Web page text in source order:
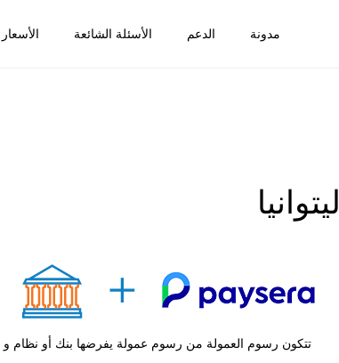
الأسعار الأسئلة الشائعة الدعم مدونة
تتكون رسوم العمولة من رسوم عمولة يفرضها بنك أو نظام و